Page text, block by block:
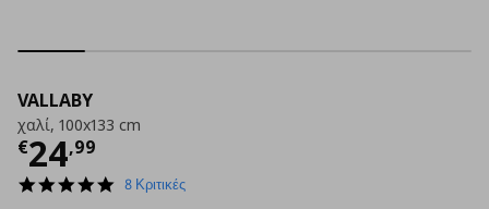
VALLABY
χαλί, 100x133 cm
€24,99
Τρέχουσα τιμή
4.9
8 Κριτικές